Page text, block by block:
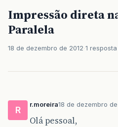
Impressão direta
Paralela
18 de dezembro de 2012 1 resposta
R
r.moreira18 de dezembro de
Olá pessoal,